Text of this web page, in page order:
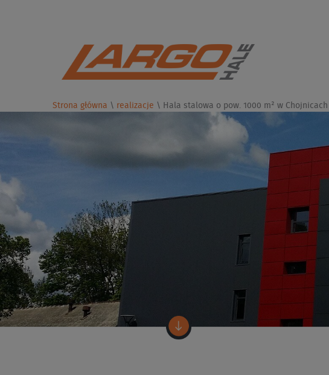
Strona główna \ realizacje \ Hala stalowa o pow. 1000 m² w